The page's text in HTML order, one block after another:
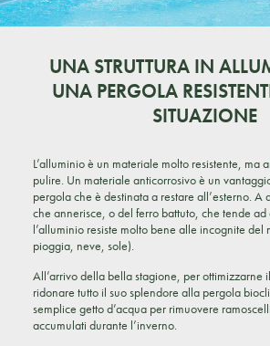
UNA STRUTTURA IN
UNA PERGOLA
SITUAZIONE
L’alluminio è un materiale molto resistente, ma
pulire. Un materiale anticorrosivo è un
pergola che è destinata a restare all’esterno. A
che annerisce, o del ferro battuto, che tende
l’alluminio resiste molto bene alle incognite del
pioggia, neve, sole).
All’arrivo della bella stagione, per ottimizzarne
ridonare tutto il suo splendore alla pergola
semplice getto d’acqua per rimuovere
accumulati durante l’inverno.